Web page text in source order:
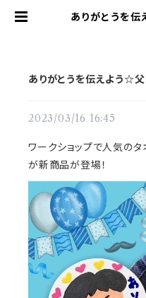
ありがとうを
ありがとうを伝えよう☆
2023/03/16 16:45
ワークショップで人気の
が新商品が登場！